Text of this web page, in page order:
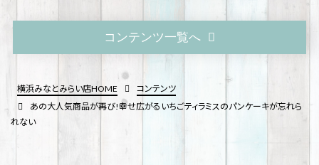
コンテンツ一覧へ
横浜みなとみらい店HOME
コンテンツ
あの大人気商品が再び!幸せ広がるいちごティラミスのパンケーキが忘れら
れない